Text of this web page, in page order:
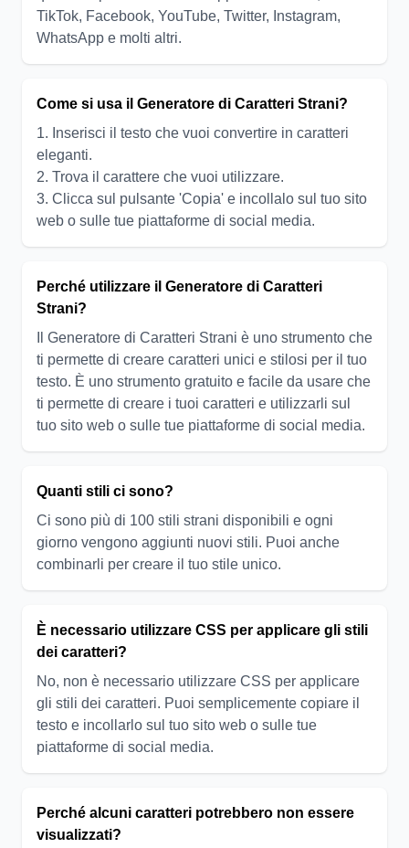
TikTok, Facebook, YouTube, Twitter, Instagram,
WhatsApp e molti altri.
Come si usa il Generatore di Caratteri Strani?
1. Inserisci il testo che vuoi convertire in caratteri
eleganti.
2. Trova il carattere che vuoi utilizzare.
3. Clicca sul pulsante 'Copia' e incollalo sul tuo sito
web o sulle tue piattaforme di social media.
Perché utilizzare il Generatore di Caratteri
Strani?
Il Generatore di Caratteri Strani è uno strumento che
ti permette di creare caratteri unici e stilosi per il tuo
testo. È uno strumento gratuito e facile da usare che
ti permette di creare i tuoi caratteri e utilizzarli sul
tuo sito web o sulle tue piattaforme di social media.
Quanti stili ci sono?
Ci sono più di 100 stili strani disponibili e ogni
giorno vengono aggiunti nuovi stili. Puoi anche
combinarli per creare il tuo stile unico.
È necessario utilizzare CSS per applicare gli stili
dei caratteri?
No, non è necessario utilizzare CSS per applicare
gli stili dei caratteri. Puoi semplicemente copiare il
testo e incollarlo sul tuo sito web o sulle tue
piattaforme di social media.
Perché alcuni caratteri potrebbero non essere
visualizzati?